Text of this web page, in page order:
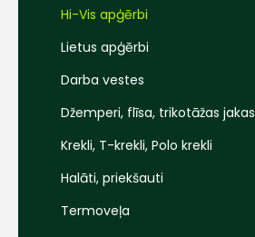
Hi-Vis apģērbi
Lietus apģērbi
Darba vestes
Džemperi, flīsa, trikotāžas jakas
Krekli, T-krekli, Polo krekli
Halāti, priekšauti
Termoveļa